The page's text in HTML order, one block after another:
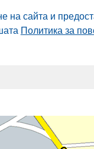
на сайта и
Политика за